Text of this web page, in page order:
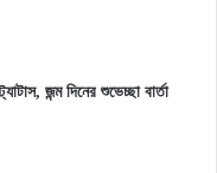
জন্ম দিনের শুভেচ্ছা বার্তা